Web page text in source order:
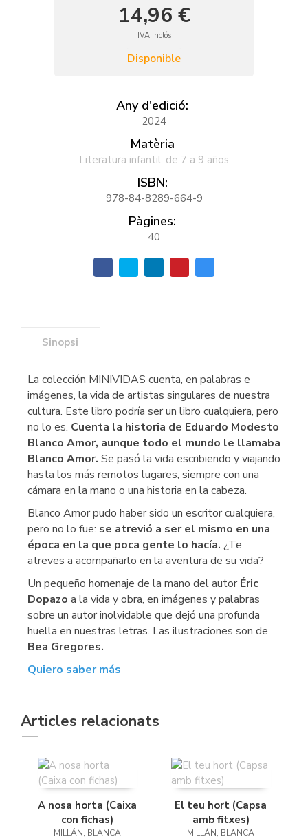
14,96 €
IVA inclós
Disponible
Any d'edició:
2024
Matèria
Literatura infantil: de 7 a 9 años
ISBN:
978-84-8289-664-9
Pàgines:
40
Sinopsi
La colección MINIVIDAS cuenta, en palabras e
imágenes, la vida de artistas singulares de nuestra
cultura. Este libro podría ser un libro cualquiera, pero
no lo es. Cuenta la historia de Eduardo Modesto
Blanco Amor, aunque todo el mundo le llamaba
Blanco Amor. Se pasó la vida escribiendo y viajando
hasta los más remotos lugares, siempre con una
cámara en la mano o una historia en la cabeza.
Blanco Amor pudo haber sido un escritor cualquiera,
pero no lo fue: se atrevió a ser el mismo en una
época en la que poca gente lo hacía. ¿Te
atreves a acompañarlo en la aventura de su vida?
Un pequeño homenaje de la mano del autor Éric
Dopazo a la vida y obra, en imágenes y palabras
sobre un autor inolvidable que dejó una profunda
huella en nuestras letras. Las ilustraciones son de
Bea Gregores.
Quiero saber más
Articles relacionats
A nosa horta (Caixa
con fichas)
MILLÁN, BLANCA
El teu hort (Capsa
amb fitxes)
MILLÁN, BLANCA